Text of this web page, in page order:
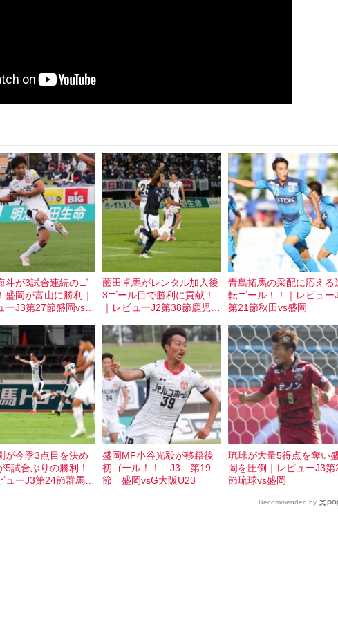
斗が3試合連続のゴ
盛岡が富山に勝利｜
ーJ3第27節盛岡vs富
薗田卓馬がレンタル加入後
3ゴール目で勝利に貢献！
｜レビューJ2第38節鹿児島
青島拓馬の采配に応える
転ゴール！！｜レビュー
第21節秋田vs盛岡
が今季3点目を決め
5試合ぶりの勝利！
ューJ3第24節群馬vs
盛岡MF小谷光毅が移籍後
初ゴール！！ J3 第19
節 盛岡vsG大阪U23
琉球が大量5得点を奪い
岡を圧倒｜レビューJ3第
節琉球vs盛岡
Recommended by